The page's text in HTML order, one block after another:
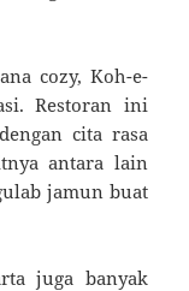
cozy, Koh-e-
Restoran ini
cita rasa
antara lain
jamun buat
juga banyak